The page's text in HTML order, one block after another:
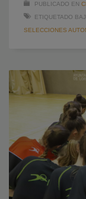
PUBLICADO EN
ETIQUETADO
SELECCIONES